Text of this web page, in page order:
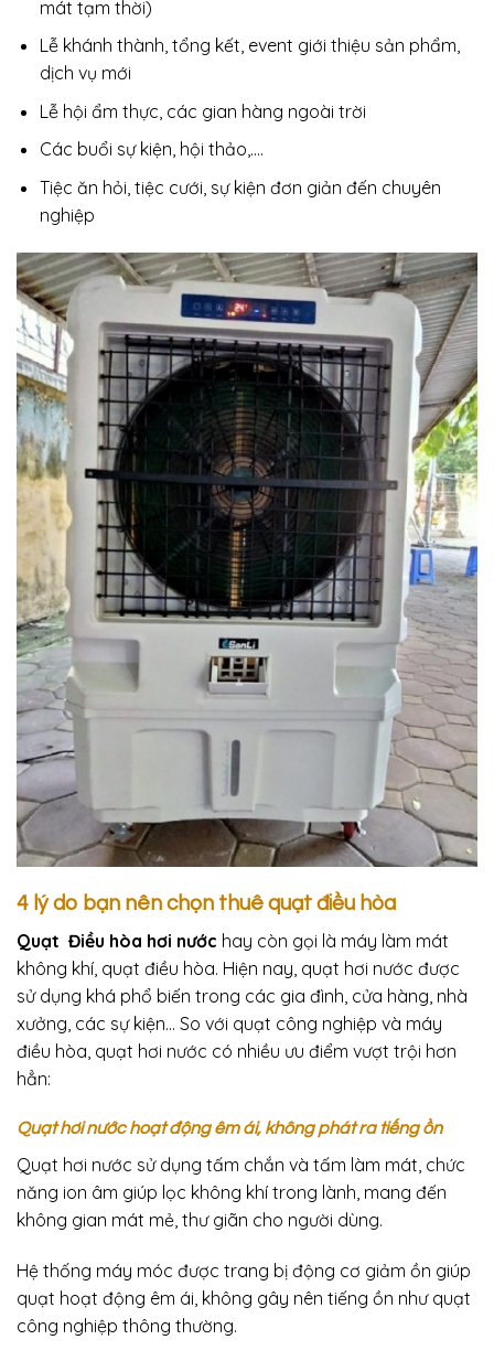
mát tạm thời)
Lễ khánh thành, tổng kết, event giới thiệu sản phẩm,
dịch vụ mới
Lễ hội ẩm thực, các gian hàng ngoài trời
Các buổi sự kiện, hội thảo,….
Tiệc ăn hỏi, tiệc cưới, sự kiện đơn giản đến chuyên
nghiệp
4 lý do bạn nên chọn thuê quạt điều hòa
Quạt Điều hòa hơi nước hay còn gọi là máy làm mát
không khí, quạt điều hòa. Hiện nay, quạt hơi nước được
sử dụng khá phổ biến trong các gia đình, cửa hàng, nhà
xưởng, các sự kiện… So với quạt công nghiệp và máy
điều hòa, quạt hơi nước có nhiều ưu điểm vượt trội hơn
hẳn:
Quạt hơi nước hoạt động êm ái, không phát ra tiếng ồn
Quạt hơi nước sử dụng tấm chắn và tấm làm mát, chức
năng ion âm giúp lọc không khí trong lành, mang đến
không gian mát mẻ, thư giãn cho người dùng.
Hệ thống máy móc được trang bị động cơ giảm ồn giúp
quạt hoạt động êm ái, không gây nên tiếng ồn như quạt
công nghiệp thông thường.